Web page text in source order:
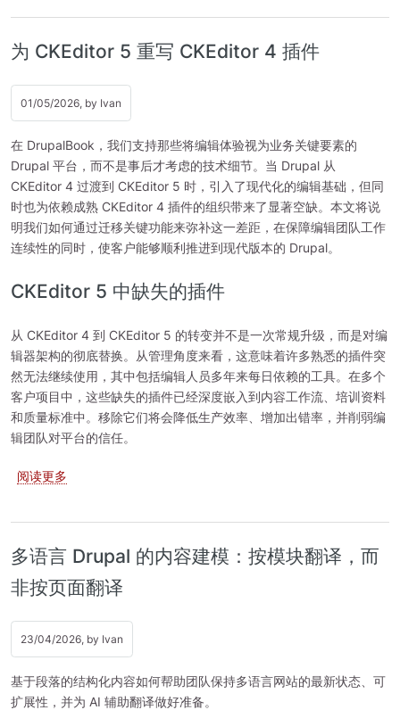
为 CKEditor 5 重写 CKEditor 4 插件
01/05/2026, by Ivan
在 DrupalBook，我们支持那些将编辑体验视为业务关键要素的
Drupal 平台，而不是事后才考虑的技术细节。当 Drupal 从
CKEditor 4 过渡到 CKEditor 5 时，引入了现代化的编辑基础，但同
时也为依赖成熟 CKEditor 4 插件的组织带来了显著空缺。本文将说
明我们如何通过迁移关键功能来弥补这一差距，在保障编辑团队工作
连续性的同时，使客户能够顺利推进到现代版本的 Drupal。
CKEditor 5 中缺失的插件
从 CKEditor 4 到 CKEditor 5 的转变并不是一次常规升级，而是对编
辑器架构的彻底替换。从管理角度来看，这意味着许多熟悉的插件突
然无法继续使用，其中包括编辑人员多年来每日依赖的工具。在多个
客户项目中，这些缺失的插件已经深度嵌入到内容工作流、培训资料
和质量标准中。移除它们将会降低生产效率、增加出错率，并削弱编
辑团队对平台的信任。
阅读更多
多语言 Drupal 的内容建模：按模块翻译，而
非按页面翻译
23/04/2026, by Ivan
基于段落的结构化内容如何帮助团队保持多语言网站的最新状态、可
扩展性，并为 AI 辅助翻译做好准备。